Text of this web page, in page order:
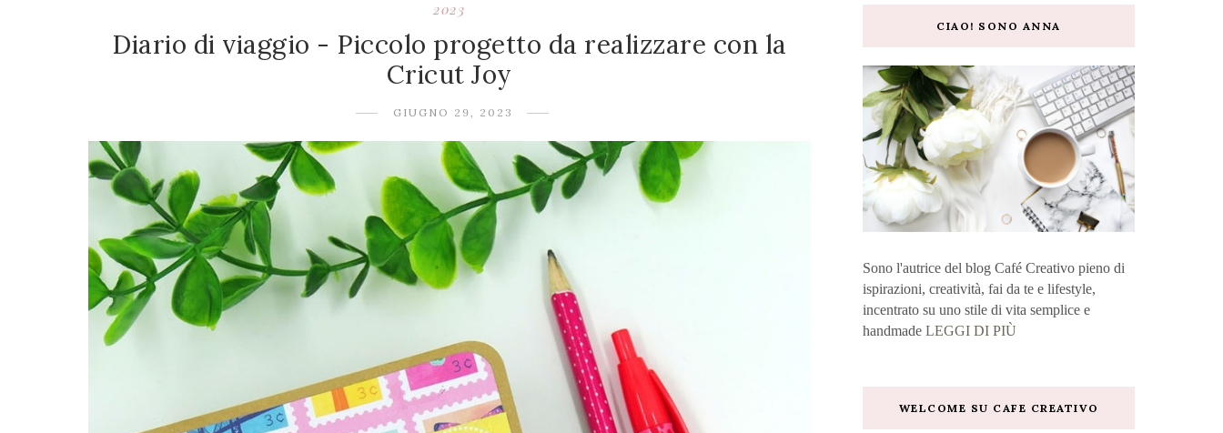
2023
Diario di viaggio - Piccolo progetto da realizzare con la
Cricut Joy
GIUGNO 29, 2023
CIAO! SONO ANNA
Sono l'autrice del blog Café Creativo pieno di
ispirazioni, creatività, fai da te e lifestyle,
incentrato su uno stile di vita semplice e
handmade LEGGI DI PIÙ
WELCOME SU CAFE CREATIVO